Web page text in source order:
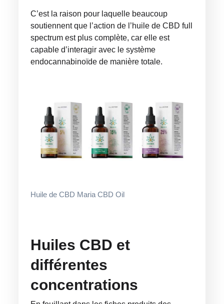
C’est la raison pour laquelle beaucoup
soutiennent que l’action de l’huile de CBD full
spectrum est plus complète, car elle est
capable d’interagir avec le système
endocannabinoïde de manière totale.
Huile de CBD Maria CBD Oil
Huiles CBD et
différentes
concentrations